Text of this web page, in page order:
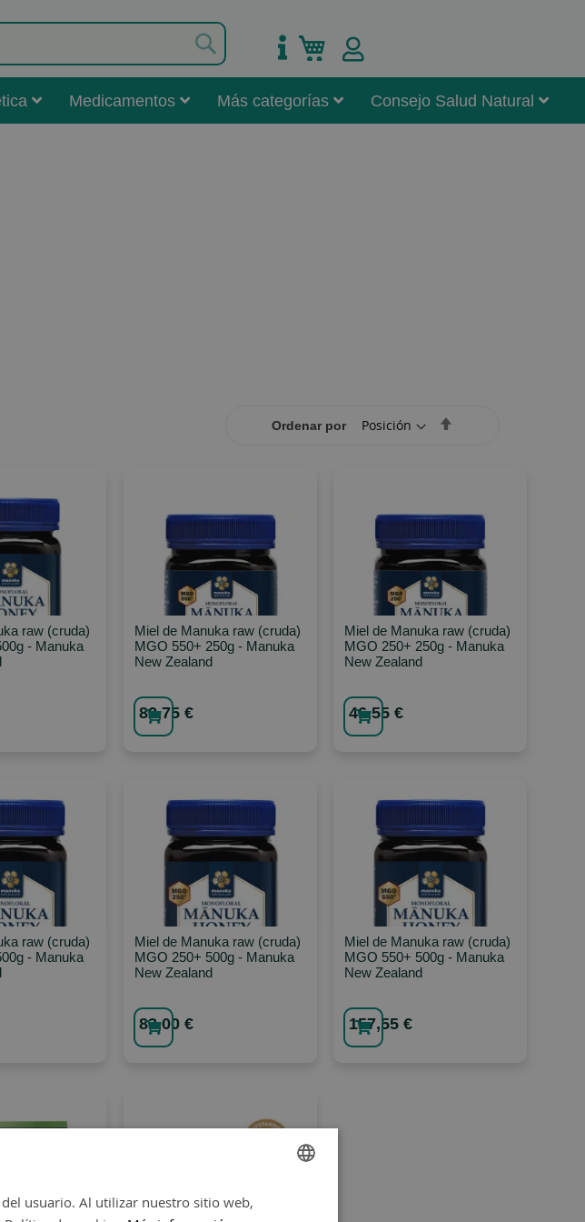
Mi carrito
Medicamentos Más categorías Consejo Salud Natural
Ordenar por
raw (cruda)
- Manuka
Miel de Manuka raw (cruda)
MGO 550+ 250g - Manuka
New Zealand
82,75 €
Miel de Manuka raw (cruda)
MGO 250+ 250g - Manuka
New Zealand
46,55 €
raw (cruda)
- Manuka
Miel de Manuka raw (cruda)
MGO 250+ 500g - Manuka
New Zealand
83,00 €
Miel de Manuka raw (cruda)
MGO 550+ 500g - Manuka
New Zealand
157,55 €
usuario. Al utilizar nuestro sitio web,